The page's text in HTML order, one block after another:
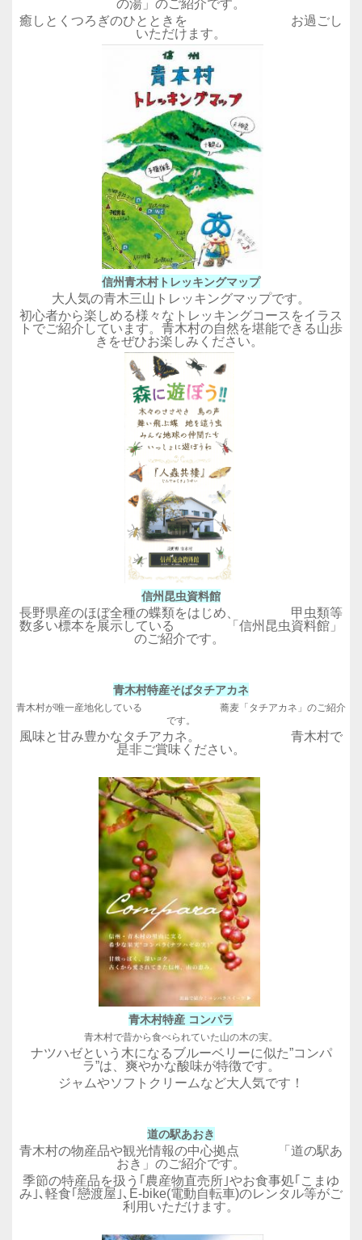
の湯」のご紹介です。
癒しとくつろぎのひとときを お過ごし
いただけます。
信州青木村トレッキングマップ
大人気の青木三山トレッキングマップです。
初心者から楽しめる様々なトレッキングコースをイラス
トでご紹介しています。青木村の自然を堪能できる山歩
きをぜひお楽しみください。
信州昆虫資料館
長野県産のほぼ全種の蝶類をはじめ、 甲虫類等
数多い標本を展示している 「信州昆虫資料館」
のご紹介です。
青木村特産そばタチアカネ
青木村が唯一産地化している 蕎麦「タチアカネ」のご紹介
です。
風味と甘み豊かなタチアカネ。 青木村で
是非ご賞味ください。
青木村特産 コンパラ
青木村で昔から食べられていた山の木の実。
ナツハゼという木になるブルーベリーに似た”コンパ
ラ”は、爽やかな酸味が特徴です。
ジャムやソフトクリームなど大人気です！
道の駅あおき
青木村の物産品や観光情報の中心拠点 「道の駅あ
おき」のご紹介です。
季節の特産品を扱う｢農産物直売所｣やお食事処｢こまゆ
み｣､軽食｢戀渡屋｣､E-bike(電動自転車)のレンタル等がご
利用いただけます。